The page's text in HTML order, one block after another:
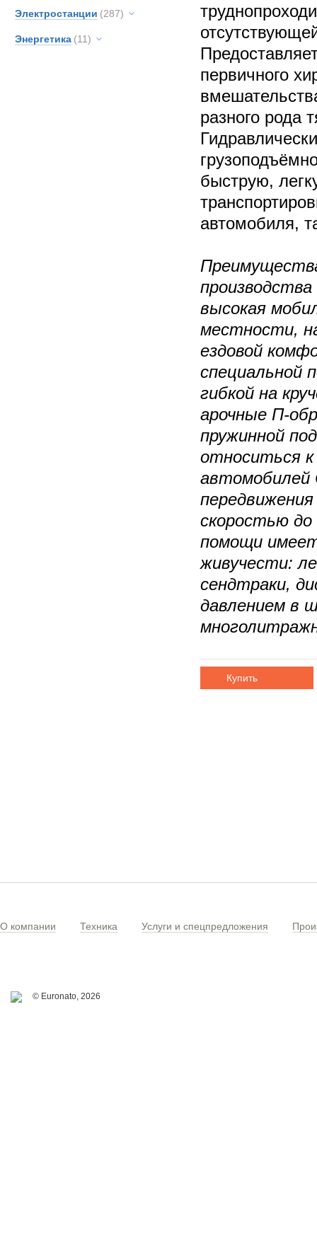
Электростанции (287)
Энергетика (11)
первичного
разного рода
быструю,
автомобиля,
высокая
местности,
ездовой
специальной
гибкой на
арочные П-
пружинной
относиться к
автомобилей
скоростью до
помощи
живучести:
сендтраки,
давлением в
Купить
О компании Техника Услуги и спецпредложения
© Euronato, 2026